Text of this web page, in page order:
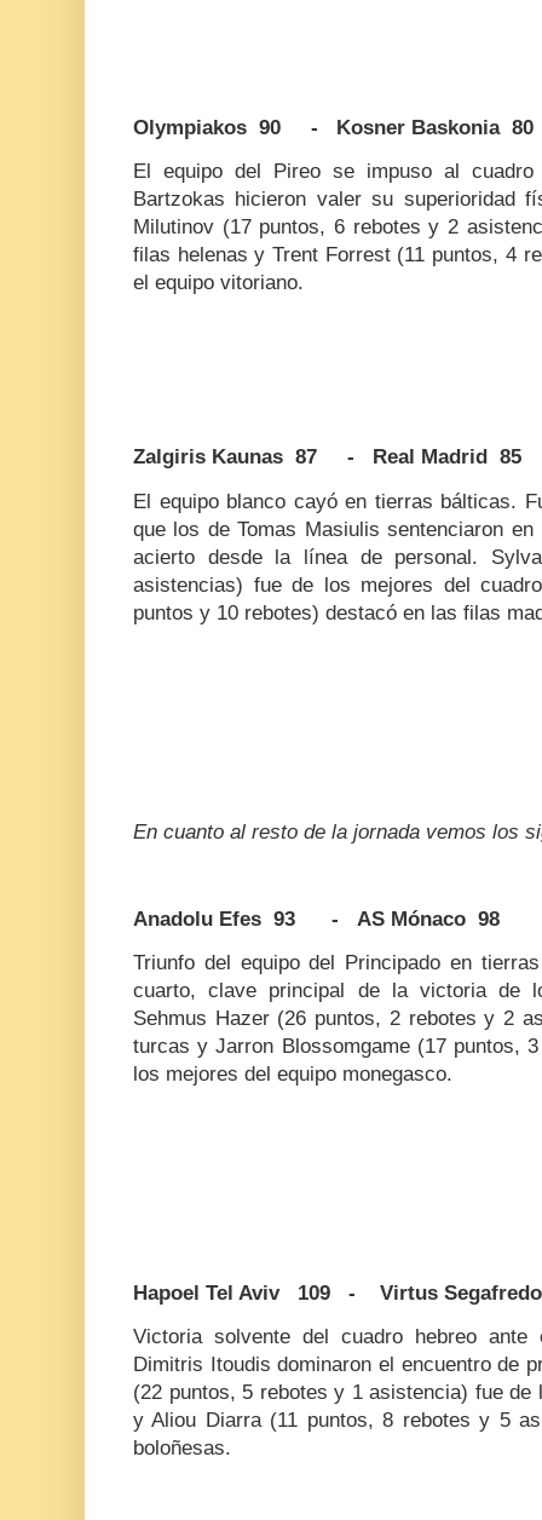
Olympiakos 90 - Kosner Baskonia 80
El equipo del Pireo se impuso al cuadro
Bartzokas hicieron valer su superioridad
Milutinov (17 puntos, 6 rebotes y 2
filas helenas y Trent Forrest (11 puntos, 4
el equipo vitoriano.
Zalgiris Kaunas 87 - Real Madrid 85
El equipo blanco cayó en tierras bálticas.
que los de Tomas Masiulis sentenciaron
acierto desde la línea de personal.
asistencias) fue de los mejores del
puntos y 10 rebotes) destacó en las filas
En cuanto al resto de la jornada vemos los
Anadolu Efes 93 - AS Mónaco 98
Triunfo del equipo del Principado en
cuarto, clave principal de la victoria de
Sehmus Hazer (26 puntos, 2 rebotes y 2
turcas y Jarron Blossomgame (17 puntos,
los mejores del equipo monegasco.
Hapoel Tel Aviv 109 - Virtus Segafredo
Victoria solvente del cuadro hebreo
Dimitris Itoudis dominaron el encuentro de
(22 puntos, 5 rebotes y 1 asistencia) fue
y Aliou Diarra (11 puntos, 8 rebotes y 5
boloñesas.